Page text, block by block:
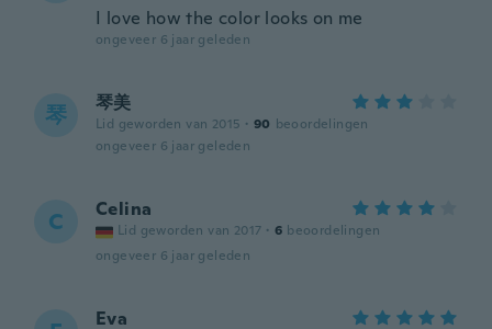
I love how the color looks on me
ongeveer 6 jaar geleden
琴 琴美
Lid geworden van 2015 · 90 beoordelingen
ongeveer 6 jaar geleden
C Celina
Lid geworden van 2017 · 6 beoordelingen
ongeveer 6 jaar geleden
Eva